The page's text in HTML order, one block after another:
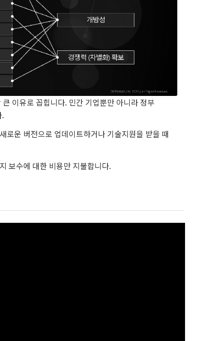
이유로 꼽힙니다. 민간 기업뿐만 아니라 정부
.
로운 버전으로 업데이트하거나 기술지원을 받을 때
보수에 대한 비용만 지불합니다.